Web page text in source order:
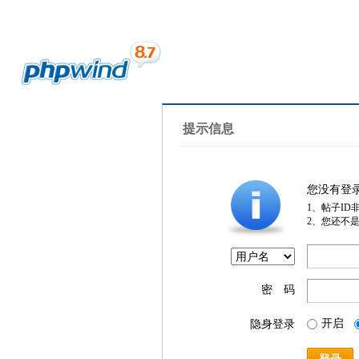
提示信息
您没有登
1、帖子ID
2、您还不
密 码
隐身登录 开启